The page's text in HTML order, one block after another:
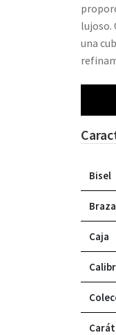
lujoso.
una
Bisel
Caja